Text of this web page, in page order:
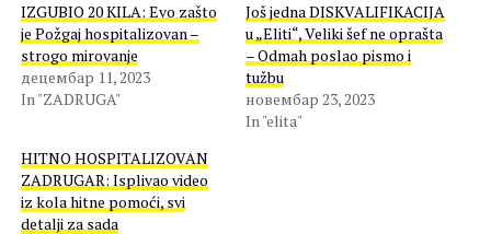
IZGUBIO 20 KILA: Evo zašto
je Požgaj hospitalizovan –
strogo mirovanje
децембар 11, 2023
In "ZADRUGA"
Još jedna DISKVALIFIKACIJA
u „Eliti“, Veliki šef ne oprašta
– Odmah poslao pismo i
tužbu
новембар 23, 2023
In "elita"
HITNO HOSPITALIZOVAN
ZADRUGAR: Isplivao video
iz kola hitne pomoći, svi
detalji za sada